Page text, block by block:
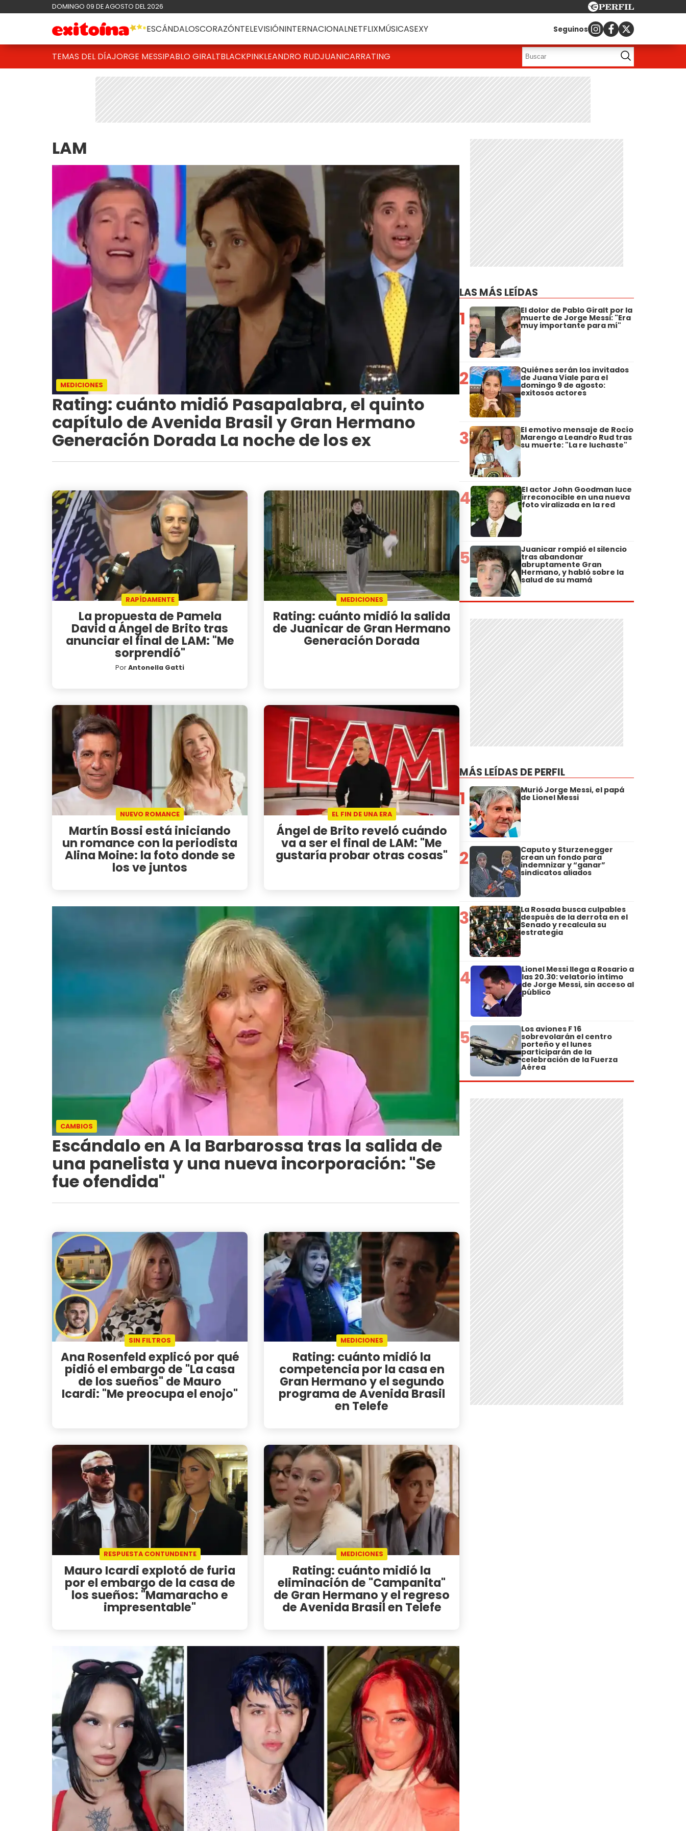
DOMINGO 09 DE AGOSTO DEL 2026
ESCÁNDALOSCORAZÓNTELEVISIÓNINTERNACIONALNETFLIXMÚSICASEXY Seguinos
TEMAS DEL DÍAJORGE MESSIPABLO GIRALTBLACKPINKLEANDRO RUDJUANICARRATING
LAM
MEDICIONES
Rating: cuánto midió Pasapalabra, el quinto
capítulo de Avenida Brasil y Gran Hermano
Generación Dorada La noche de los ex
RAPÍDAMENTE
La propuesta de Pamela
David a Ángel de Brito tras
anunciar el final de LAM: "Me
sorprendió"
PorAntonella Gatti
MEDICIONES
Rating: cuánto midió la salida
de Juanicar de Gran Hermano
Generación Dorada
NUEVO ROMANCE
Martín Bossi está iniciando
un romance con la periodista
Alina Moine: la foto donde se
los ve juntos
EL FIN DE UNA ERA
Ángel de Brito reveló cuándo
va a ser el final de LAM: "Me
gustaría probar otras cosas"
CAMBIOS
Escándalo en A la Barbarossa tras la salida de
una panelista y una nueva incorporación: "Se
fue ofendida"
SIN FILTROS
Ana Rosenfeld explicó por qué
pidió el embargo de "La casa
de los sueños" de Mauro
Icardi: "Me preocupa el enojo"
MEDICIONES
Rating: cuánto midió la
competencia por la casa en
Gran Hermano y el segundo
programa de Avenida Brasil
en Telefe
RESPUESTA CONTUNDENTE
Mauro Icardi explotó de furia
por el embargo de la casa de
los sueños: "Mamaracho e
impresentable"
MEDICIONES
Rating: cuánto midió la
eliminación de "Campanita"
de Gran Hermano y el regreso
de Avenida Brasil en Telefe
LAS MÁS LEÍDAS
1 El dolor de Pablo Giralt por la
muerte de Jorge Messi: "Era
muy importante para mí"
2 Quiénes serán los invitados
de Juana Viale para el
domingo 9 de agosto:
exitosos actores
3 El emotivo mensaje de Rocío
Marengo a Leandro Rud tras
su muerte: "La re luchaste"
4 El actor John Goodman luce
irreconocible en una nueva
foto viralizada en la red
5 Juanicar rompió el silencio
tras abandonar
abruptamente Gran
Hermano, y habló sobre la
salud de su mamá
MÁS LEÍDAS DE PERFIL
1 Murió Jorge Messi, el papá
de Lionel Messi
2 Caputo y Sturzenegger
crean un fondo para
indemnizar y “ganar”
sindicatos aliados
3 La Rosada busca culpables
después de la derrota en el
Senado y recalcula su
estrategia
4 Lionel Messi llega a Rosario a
las 20.30: velatorio íntimo
de Jorge Messi, sin acceso al
público
5 Los aviones F 16
sobrevolarán el centro
porteño y el lunes
participarán de la
celebración de la Fuerza
Aérea